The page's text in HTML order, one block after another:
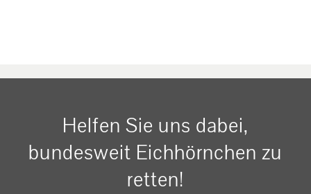
Helfen Sie uns dabei,
bundesweit Eichhörnchen zu
retten!